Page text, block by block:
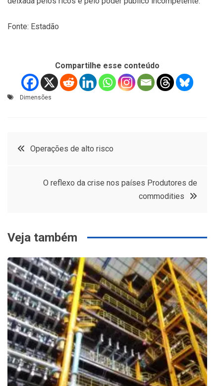
Fonte: Estadão
Compartilhe esse conteúdo
Dimensões
Navegação
Operações de alto risco
O reflexo da crise nos países Produtores de
commodities
Veja também